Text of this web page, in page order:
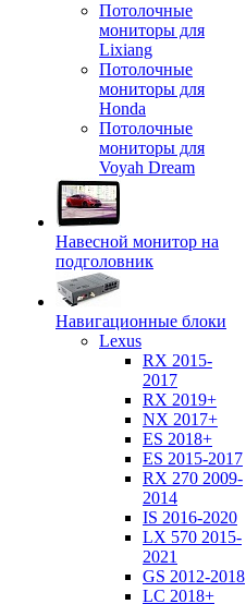
Потолочные
мониторы для
Lixiang
Потолочные
мониторы для
Honda
Потолочные
мониторы для
Voyah Dream
Навесной монитор на
подголовник
Навигационные блоки
Lexus
RX 2015-
2017
RX 2019+
NX 2017+
ES 2018+
ES 2015-2017
RX 270 2009-
2014
IS 2016-2020
LX 570 2015-
2021
GS 2012-2018
LC 2018+